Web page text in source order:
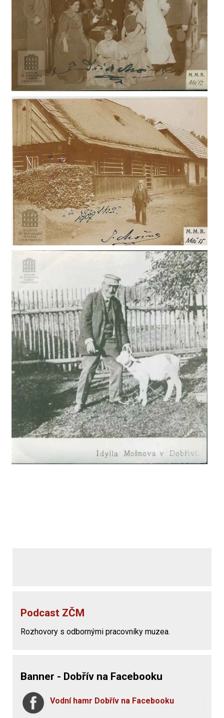
Podcast ZČM
Rozhovory s odbornými pracovníky muzea.
Banner - Dobřív na Facebooku
Vodní hamr Dobřív na Facebooku